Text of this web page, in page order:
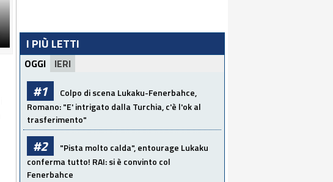
I PIÙ LETTI
OGGI IERI
#1
Colpo di scena Lukaku-Fenerbahce,
Romano: "E' intrigato dalla Turchia, c'è l'ok al
trasferimento"
#2
"Pista molto calda", entourage Lukaku
conferma tutto! RAI: si è convinto col
Fenerbahce